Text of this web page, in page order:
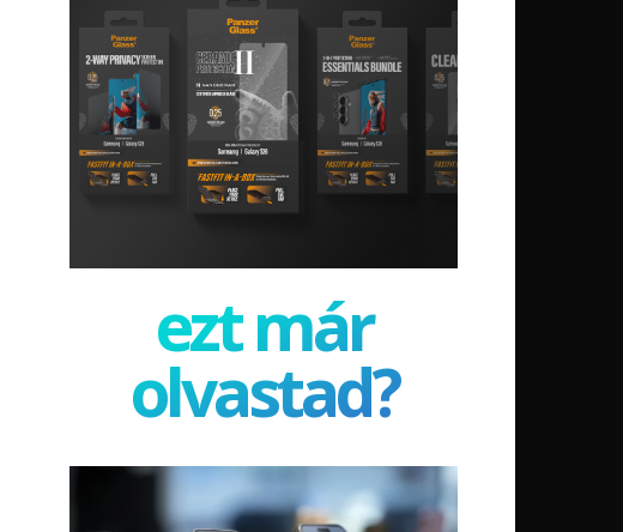
ezt már
olvastad?